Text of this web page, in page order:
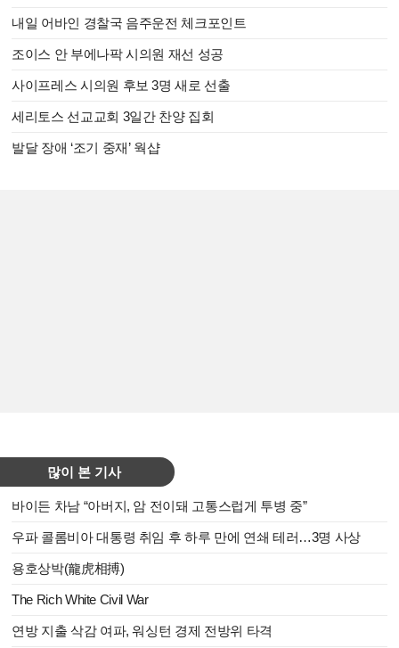
내일 어바인 경찰국 음주운전 체크포인트
조이스 안 부에나팍 시의원 재선 성공
사이프레스 시의원 후보 3명 새로 선출
세리토스 선교교회 3일간 찬양 집회
발달 장애 ‘조기 중재’ 웍샵
많이 본 기사
바이든 차남 “아버지, 암 전이돼 고통스럽게 투병 중”
우파 콜롬비아 대통령 취임 후 하루 만에 연쇄 테러…3명 사상
용호상박(龍虎相搏)
The Rich White Civil War
연방 지출 삭감 여파, 워싱턴 경제 전방위 타격